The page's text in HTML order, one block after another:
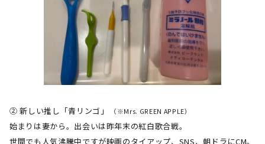
② 新しい推し「青リンゴ」 （※Mrs. GREEN APPLE）
始まりは妻から。出会いは昨年末の紅白歌合戦。
世間でも人気沸騰中ですが映画のタイアップ、 SNS、朝ドラにCM。